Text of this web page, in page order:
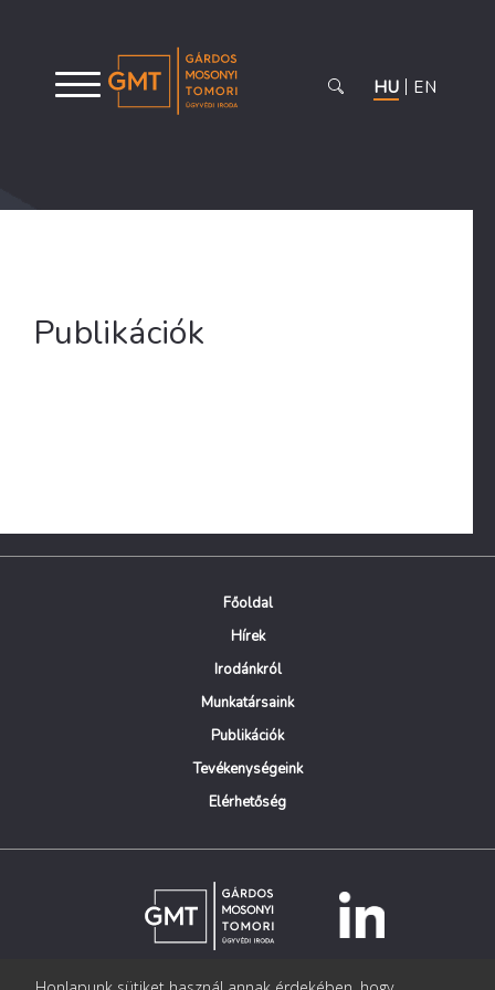
HU EN
Publikációk
Főoldal
Hírek
Irodánkról
Munkatársaink
Publikációk
Tevékenységeink
Elérhetőség